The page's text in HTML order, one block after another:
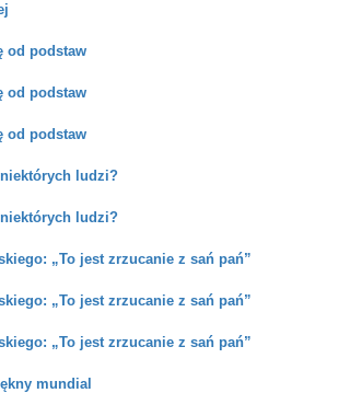
od podstaw
od podstaw
od podstaw
ludzi?
ludzi?
„To jest zrzucanie z sań pań”
„To jest zrzucanie z sań pań”
„To jest zrzucanie z sań pań”
mundial